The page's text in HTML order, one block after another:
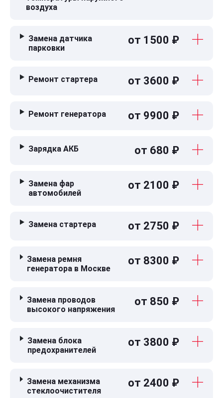
воздуха
Замена датчика
парковки
от 1500 ₽
Ремонт стартера от 3600 ₽
Ремонт генератора от 9900 ₽
Зарядка АКБ от 680 ₽
Замена фар
автомобилей
от 2100 ₽
Замена стартера от 2750 ₽
Замена ремня
генератора в Москве
от 8300 ₽
Замена проводов
высокого напряжения
от 850 ₽
Замена блока
предохранителей
от 3800 ₽
Замена механизма
стеклоочистителя
от 2400 ₽